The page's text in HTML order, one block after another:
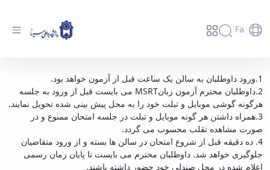
Fa
قابل توجه داوطلبان شرکت در آزمون زبان MSRT
روز جمعه مورخ 97/5/5 دانشگاه بوعلی سینا -
دانشگاه بوعلی سینا همدان
1.ورود داوطلبان به سالن یک ساعت قبل از آزمون خواهد بود.
2.داوطلبان محترم آزمون زبانMSRT می بایست قبل از ورود به جلسه
هرگونه گوشی موبایل و تبلت خود را به محل پیش بینی شده تحویل نمایند.
3.همراه داشتن هر گونه موبایل و تبلت در جلسه امتحان ممنوع و در
صورت مشاهده تقلب محسوب می گردد.
4. ده دقیقه قبل از شروع امتحان در سالن ها بسته و از ورود متقاضیان
جلوگیری خواهد شد. داوطلبان محترم می بایست تا پایان زمان رسمی
اعلام شده در محل صندلی خود حضور داشته باشند.